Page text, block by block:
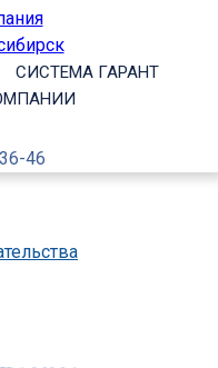
СИСТЕМА ГАРАНТ
46